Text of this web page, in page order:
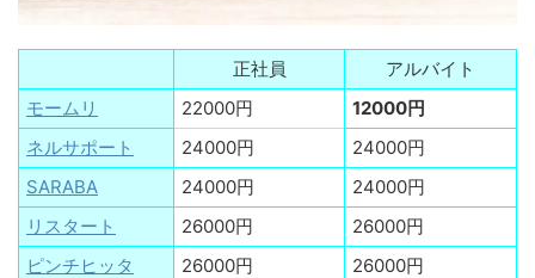
正社員
アルバイト
モームリ
22000円
12000円
ネルサポート
24000円
24000円
SARABA
24000円
24000円
リスタート
26000円
26000円
ピンチヒッタ
26000円
26000円